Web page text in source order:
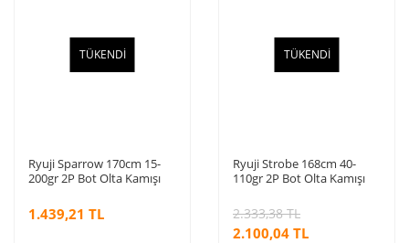
TÜKENDİ
Ryuji Sparrow 170cm 15-
200gr 2P Bot Olta Kamışı
1.439,21 TL
TÜKENDİ
Ryuji Strobe 168cm 40-
110gr 2P Bot Olta Kamışı
2.100,04 TL
2.333,38 TL